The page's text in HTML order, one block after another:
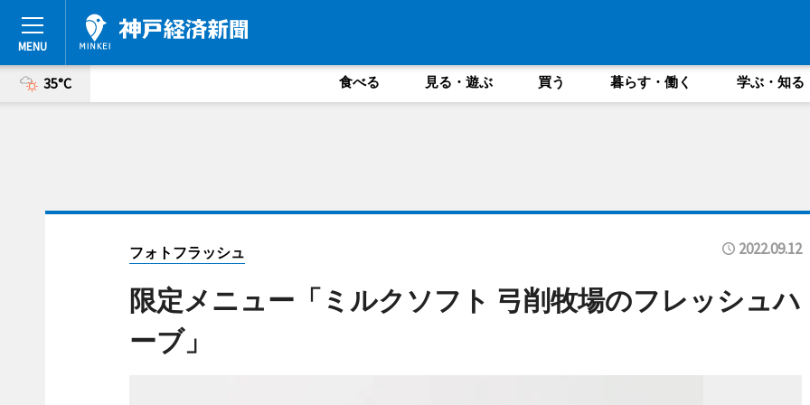
35°C 食べる 見る・遊ぶ 買う 暮らす・働く 学ぶ・知る
フォトフラッシュ 2022.09.12
限定メニュー「ミルクソフト 弓削牧場のフレッシュハ
ーブ」